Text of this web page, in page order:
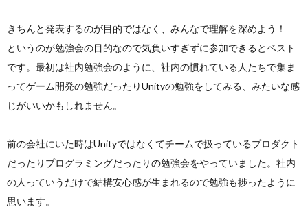
きちんと発表するのが目的ではなく、みんなで理解を深めよう！
というのが勉強会の目的なので気負いすぎずに参加できるとベスト
です。最初は社内勉強会のように、社内の慣れている人たちで集ま
ってゲーム開発の勉強だったりUnityの勉強をしてみる、みたいな感
じがいいかもしれません。
前の会社にいた時はUnityではなくてチームで扱っているプロダクト
だったりプログラミングだったりの勉強会をやっていました。社内
の人っていうだけで結構安心感が生まれるので勉強も捗ったように
思います。